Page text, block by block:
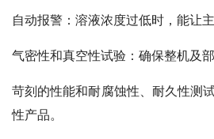
自动报警： 溶液浓度过低时，能让
气密性和真空性试验： 确保整机及
苛刻的性能和耐腐蚀性、耐久性测
性产品。